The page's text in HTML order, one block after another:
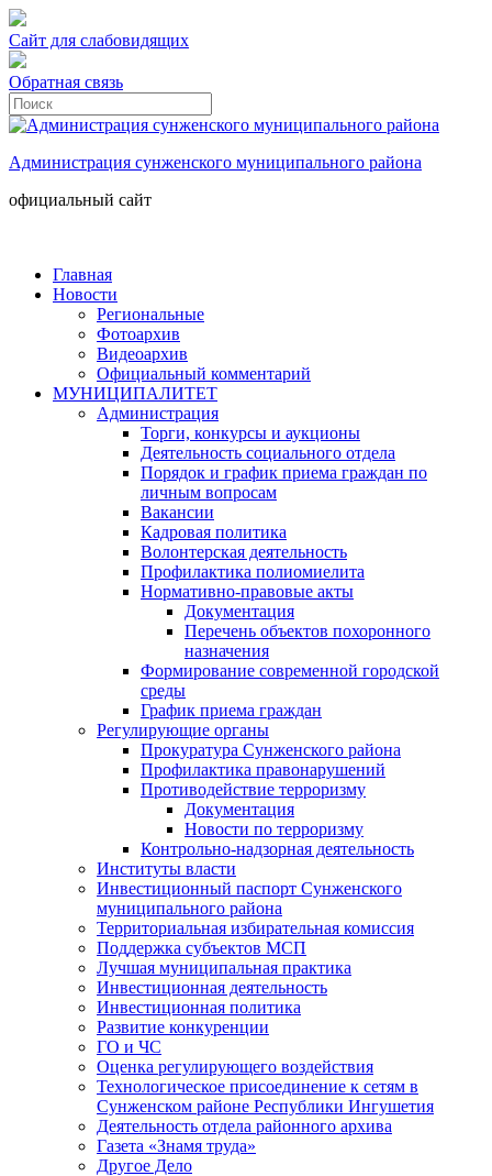
Сайт для слабовидящих
Обратная связь
Администрация сунженского муниципального района
официальный сайт
Главная
Новости
Региональные
Фотоархив
Видеоархив
Официальный комментарий
МУНИЦИПАЛИТЕТ
Администрация
Торги, конкурсы и аукционы
Деятельность социального отдела
Порядок и график приема граждан по
личным вопросам
Вакансии
Кадровая политика
Волонтерская деятельность
Профилактика полиомиелита
Нормативно-правовые акты
Документация
Перечень объектов похоронного
назначения
Формирование современной городской
среды
График приема граждан
Регулирующие органы
Прокуратура Сунженского района
Профилактика правонарушений
Противодействие терроризму
Документация
Новости по терроризму
Контрольно-надзорная деятельность
Институты власти
Инвестиционный паспорт Сунженского
муниципального района
Территориальная избирательная комиссия
Поддержка субъектов МСП
Лучшая муниципальная практика
Инвестиционная деятельность
Инвестиционная политика
Развитие конкуренции
ГО и ЧС
Оценка регулирующего воздействия
Технологическое присоединение к сетям в
Сунженском районе Республики Ингушетия
Деятельность отдела районного архива
Газета «Знамя труда»
Другое Дело